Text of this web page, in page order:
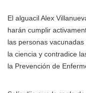
El alguacil Alex
harán cumplir
las personas
la ciencia y contradice
la Prevención de